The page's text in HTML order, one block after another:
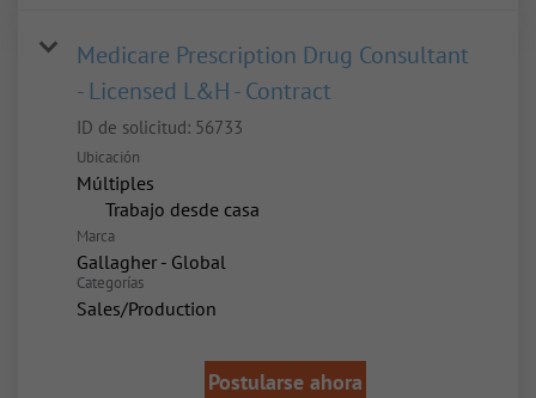
Medicare Prescription Drug Consultant
- Licensed L&H - Contract
ID de solicitud: 56733
Ubicación
Múltiples
inicio
Trabajo desde casa
Marca
Gallagher - Global
Categorías
Sales/Production
Postularse ahora